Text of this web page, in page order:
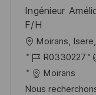
Ingénieur
F/H
L
o
c
a
Moirans,
J
o
b
R0330227
Moirans
Nous